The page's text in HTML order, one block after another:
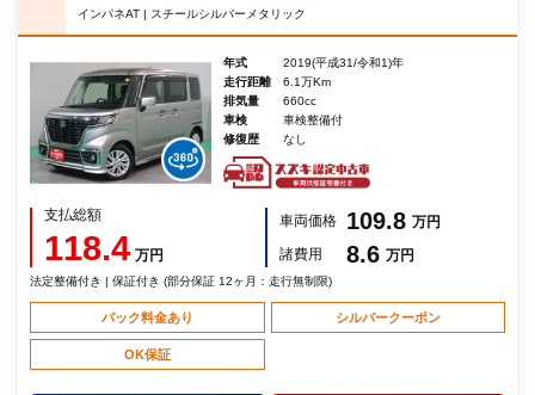
インパネAT | スチールシルバーメタリック
年式
2019(平成31/令和1)年
走行距離
6.1万Km
排気量
660cc
車検
車検整備付
修復歴
なし
支払総額
118.4 万円
車両価格 109.8 万円
諸費用
8.6 万円
法定整備付き | 保証付き (部分保証 12ヶ月：走行無制限)
パック料金あり シルバークーポン
OK保証